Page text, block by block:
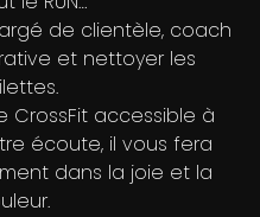
de clientèle, coach
et nettoyer les
CrossFit accessible à
écoute, il vous fera
dans la joie et la